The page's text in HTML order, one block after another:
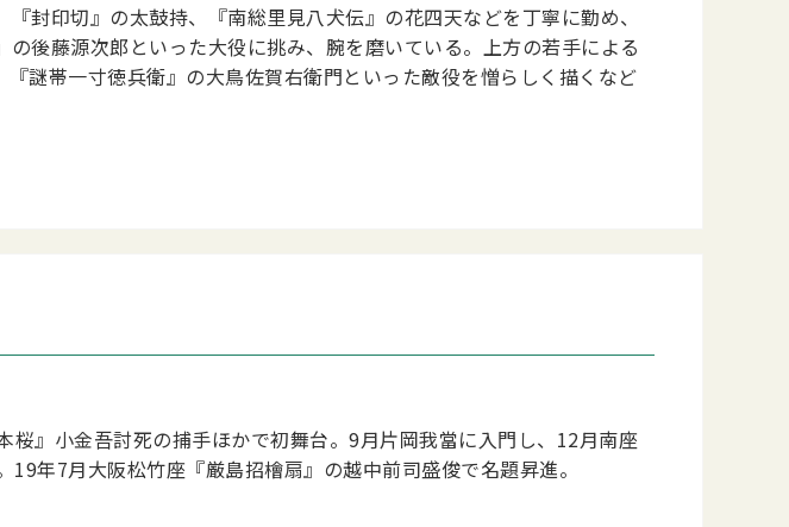
封印切』の太鼓持、『南総里見八犬伝』の花四天などを丁寧に勤め、
後藤源次郎といった大役に挑み、腕を磨いている。上方の若手による
謎帯一寸徳兵衛』の大鳥佐賀右衛門といった敵役を憎らしく描くなど
』小金吾討死の捕手ほかで初舞台。9月片岡我當に入門し、12月南座
年7月大阪松竹座『厳島招檜扇』の越中前司盛俊で名題昇進。